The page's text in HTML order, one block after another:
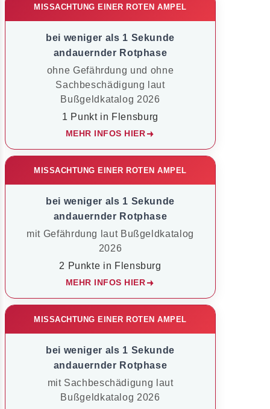
MISSACHTUNG EINER ROTEN AMPEL
bei weniger als 1 Sekunde
andauernder Rotphase
ohne Gefährdung und ohne
Sachbeschädigung laut
Bußgeldkatalog 2026
1 Punkt in Flensburg
MEHR INFOS HIER
MISSACHTUNG EINER ROTEN AMPEL
bei weniger als 1 Sekunde
andauernder Rotphase
mit Gefährdung laut Bußgeldkatalog
2026
2 Punkte in Flensburg
MEHR INFOS HIER
MISSACHTUNG EINER ROTEN AMPEL
bei weniger als 1 Sekunde
andauernder Rotphase
mit Sachbeschädigung laut
Bußgeldkatalog 2026